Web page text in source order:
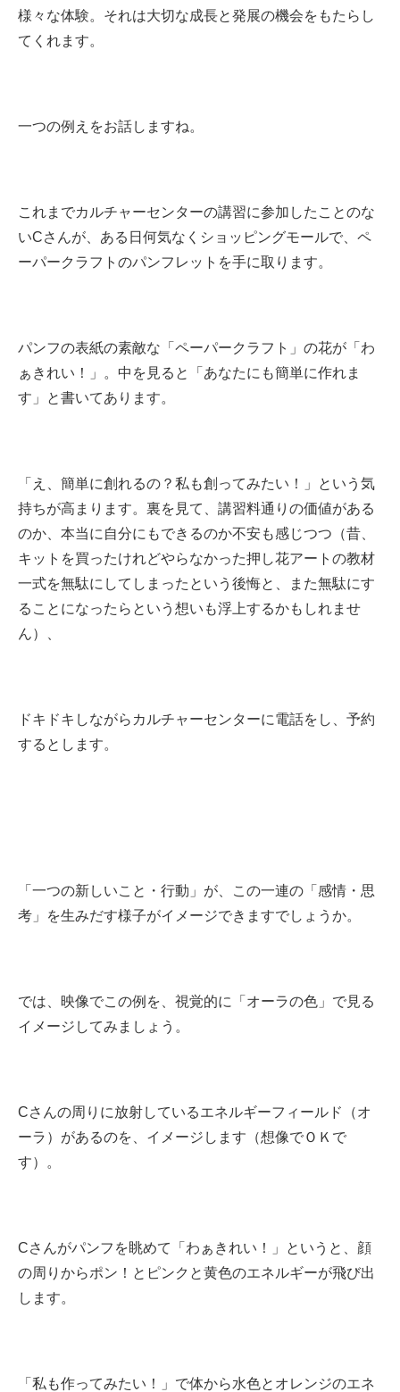
様々な体験。それは大切な成長と発展の機会をもたらし
てくれます。
一つの例えをお話しますね。
これまでカルチャーセンターの講習に参加したことのな
いCさんが、ある日何気なくショッピングモールで、ペ
ーパークラフトのパンフレットを手に取ります。
パンフの表紙の素敵な「ペーパークラフト」の花が「わ
ぁきれい！」。中を見ると「あなたにも簡単に作れま
す」と書いてあります。
「え、簡単に創れるの？私も創ってみたい！」という気
持ちが高まります。裏を見て、講習料通りの価値がある
のか、本当に自分にもできるのか不安も感じつつ（昔、
キットを買ったけれどやらなかった押し花アートの教材
一式を無駄にしてしまったという後悔と、また無駄にす
ることになったらという想いも浮上するかもしれませ
ん）、
ドキドキしながらカルチャーセンターに電話をし、予約
するとします。
「一つの新しいこと・行動」が、この一連の「感情・思
考」を生みだす様子がイメージできますでしょうか。
では、映像でこの例を、視覚的に「オーラの色」で見る
イメージしてみましょう。
Cさんの周りに放射しているエネルギーフィールド（オ
ーラ）があるのを、イメージします（想像でＯＫで
す）。
Cさんがパンフを眺めて「わぁきれい！」というと、顔
の周りからポン！とピンクと黄色のエネルギーが飛び出
します。
「私も作ってみたい！」で体から水色とオレンジのエネ